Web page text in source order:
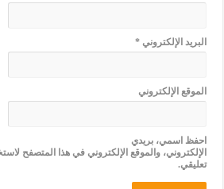
البريد الإلكتروني*
الموقع الإلكتروني
احفظ اسمي، بريدي
الإلكتروني، والموقع الإلكتروني في هذا المتصفح
تعليقي.